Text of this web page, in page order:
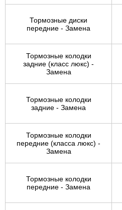
Тормозные диски
передние - Замена
Тормозные колодки
задние (класс люкс) -
Замена
Тормозные колодки
задние - Замена
Тормозные колодки
передние (класса люкс) -
Замена
Тормозные колодки
передние - Замена